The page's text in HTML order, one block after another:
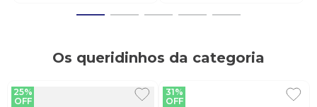
Os queridinhos da categoria
25%
OFF
31%
OFF